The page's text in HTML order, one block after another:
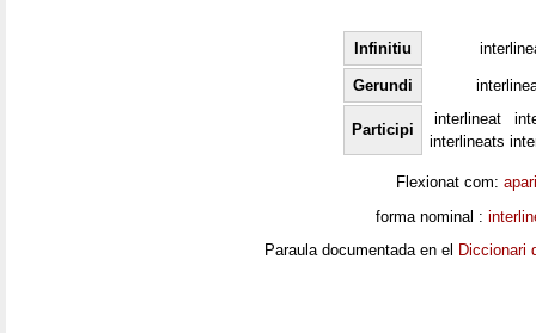
Infinitiu
Gerundi
Participi
interlineat
interlineats
Flexionat com:
forma nominal :
Paraula documentada en el Diccionari